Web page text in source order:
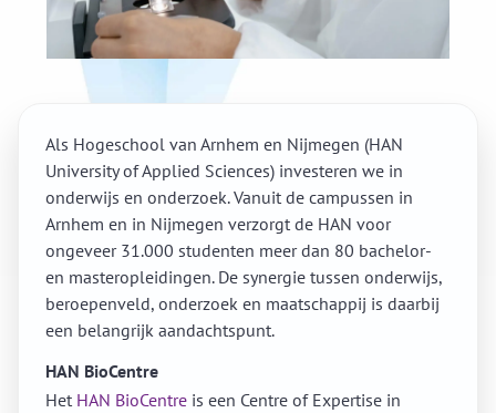
Als Hogeschool van Arnhem en Nijmegen (HAN
University of Applied Sciences) investeren we in
onderwijs en onderzoek. Vanuit de campussen in
Arnhem en in Nijmegen verzorgt de HAN voor
ongeveer 31.000 studenten meer dan 80 bachelor-
en masteropleidingen. De synergie tussen onderwijs,
beroepenveld, onderzoek en maatschappij is daarbij
een belangrijk aandachtspunt.
HAN BioCentre
Het HAN BioCentre is een Centre of Expertise in